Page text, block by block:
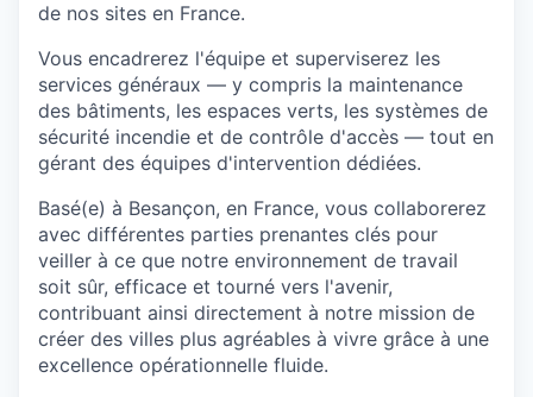
de nos sites en France.
Vous encadrerez l'équipe et superviserez les
services généraux — y compris la maintenance
des bâtiments, les espaces verts, les systèmes de
sécurité incendie et de contrôle d'accès — tout en
gérant des équipes d'intervention dédiées.
Basé(e) à Besançon, en France, vous collaborerez
avec différentes parties prenantes clés pour
veiller à ce que notre environnement de travail
soit sûr, efficace et tourné vers l'avenir,
contribuant ainsi directement à notre mission de
créer des villes plus agréables à vivre grâce à une
excellence opérationnelle fluide.